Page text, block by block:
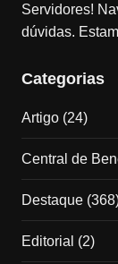
Servidores!
dúvidas.
Categorias
Artigo(24)
Central de
Destaque
Editorial (2)